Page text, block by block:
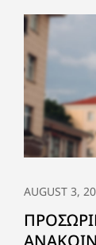
AUGUST 3,